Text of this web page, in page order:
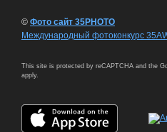
© Фото сайт 35PHOTO
Международный фотоконкурс
This site is protected by reCAPTCHA and the
apply.